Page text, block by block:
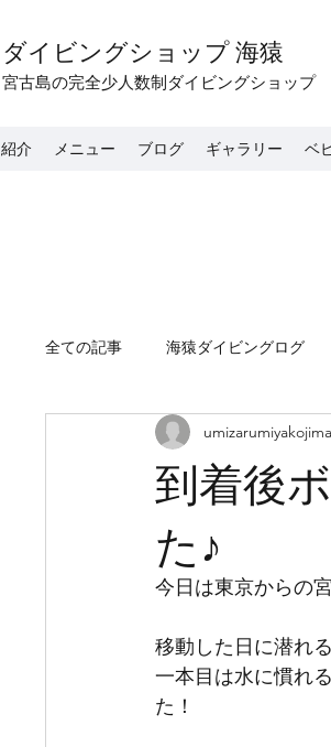
ダイビングショップ 海猿
宮古島の完全少人数制ダイビングショップ
紹介 メニュー ブログ ギャラリー ベ
全ての記事 海猿ダイビングログ
到着後
た♪
umizarumiyakojima
今日は東京からの
移動した日に潜れ
一本目は水に慣れ
た！